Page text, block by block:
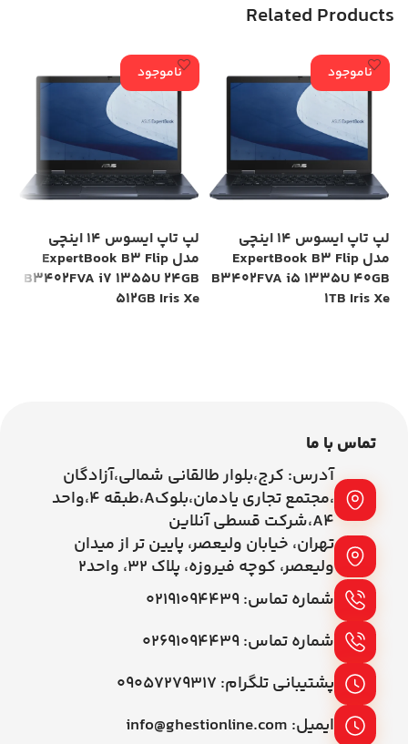
Related Products
ناموجود
لپ تاپ ایسوس 14 اینچی
مدل ExpertBook B3 Flip
B3402FVA i5 1335U 40GB
1TB Iris Xe
ناموجود
لپ تاپ ایسوس 14 اینچی
مدل ExpertBook B3 Flip
B3402FVA i7 1355U 24GB
512GB Iris Xe
تماس با ما
آدرس: کرج،بلوار طالقانی شمالی،آزادگان
،مجتمع تجاری یادمان،بلوکA،طبقه ۴،واحد
A4،شرکت قسطی آنلاین
تهران، خیابان ولیعصر، پایین تر از میدان
ولیعصر، کوچه فیروزه، پلاک 32، واحد2
شماره تماس: ۰۲۱۹۱۰۹۴۴۳۹
شماره تماس: ۰۲۶۹۱۰۹۴۴۳۹
پشتیبانی تلگرام: ۰۹۰۵۷۲۷۹۳۱۷
ایمیل: info@ghestionline.com